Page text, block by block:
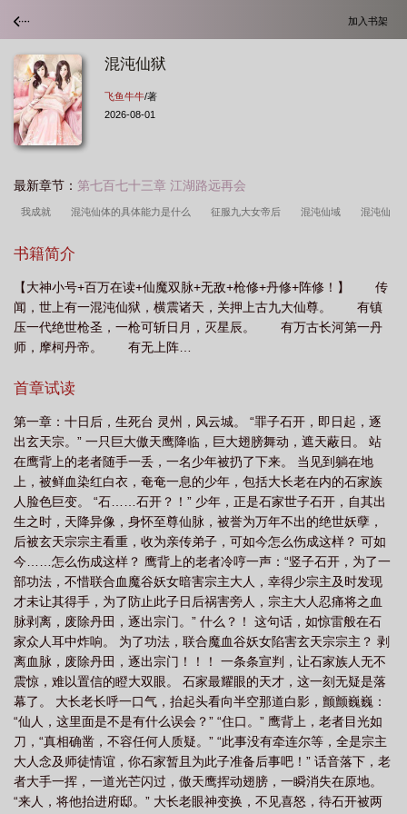
加入书架
混沌仙狱
飞鱼牛牛/著
2026-08-01
最新章节： 第七百七十三章 江湖路远再会
我成就 混沌仙体的具体能力是什么 征服九大女帝后 混沌仙域 混沌仙
石开笔趣阁
版 混沌仙人新作 混沌炼狱 混沌仙狱之主 混沌仙体玄幻 混沌仙狱石
开全本免费阅读最新章节 混沌仙狱大结局是什么 混沌仙狱阅读 混沌仙
葫 混沌仙宫 混沌仙狱在哪个网站看
书籍简介
【大神小号+百万在读+仙魔双脉+无敌+枪修+丹修+阵修！】 传
闻，世上有一混沌仙狱，横震诸天，关押上古九大仙尊。 有镇
压一代绝世枪圣，一枪可斩日月，灭星辰。 有万古长河第一丹
师，摩柯丹帝。 有无上阵…
首章试读
第一章：十日后，生死台 灵州，风云城。 “罪子石开，即日起，逐
出玄天宗。” 一只巨大傲天鹰降临，巨大翅膀舞动，遮天蔽日。 站
在鹰背上的老者随手一丢，一名少年被扔了下来。 当见到躺在地
上，被鲜血染红白衣，奄奄一息的少年，包括大长老在内的石家族
人脸色巨变。 “石……石开？！” 少年，正是石家世子石开，自其出
生之时，天降异像，身怀至尊仙脉，被誉为万年不出的绝世妖孽，
后被玄天宗宗主看重，收为亲传弟子，可如今怎么伤成这样？ 可如
今……怎么伤成这样？ 鹰背上的老者冷哼一声：“竖子石开，为了一
部功法，不惜联合血魔谷妖女暗害宗主大人，幸得少宗主及时发现
才未让其得手，为了防止此子日后祸害旁人，宗主大人忍痛将之血
脉剥离，废除丹田，逐出宗门。” 什么？！ 这句话，如惊雷般在石
家众人耳中炸响。 为了功法，联合魔血谷妖女陷害玄天宗宗主？ 剥
离血脉，废除丹田，逐出宗门！！！ 一条条宣判，让石家族人无不
震惊，难以置信的瞪大双眼。 石家最耀眼的天才，这一刻无疑是落
幕了。 大长老长呼一口气，抬起头看向半空那道白影，颤颤巍巍：
“仙人，这里面是不是有什么误会？” “住口。” 鹰背上，老者目光如
刀，“真相确凿，不容任何人质疑。” “此事没有牵连尔等，全是宗主
大人念及师徒情谊，你石家暂且为此子准备后事吧！” 话音落下，老
者大手一挥，一道光芒闪过，傲天鹰挥动翅膀，一瞬消失在原地。
“来人，将他抬进府邸。” 大长老眼神变换，不见喜怒，待石开被两